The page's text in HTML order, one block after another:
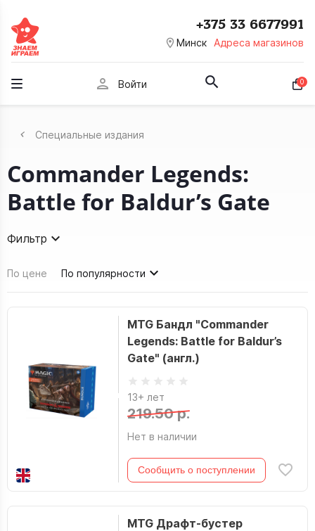
room Минск Адреса магазинов
+375 33 6677991
person Войти 0
Специальные издания
Commander Legends:
Battle for Baldur’s Gate
Фильтр
По цене По популярности
MTG Бандл "Commander
Legends: Battle for Baldur’s
Gate" (англ.)
13+ лет
219.50 р.
Нет в наличии
Сообщить о поступлении
MTG Драфт-бустер